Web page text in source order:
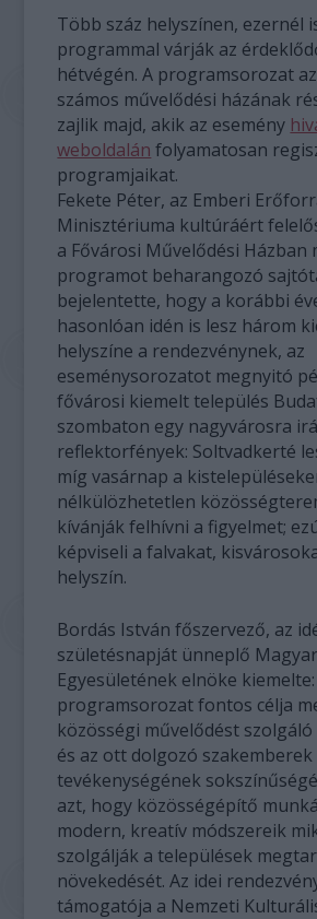
Több száz helyszínen, ezernél
programmal várják az
hétvégén. A programsorozat
számos művelődési házának
zajlik majd, akik az esemény
weboldalán folyamatosan
programjaikat.
Fekete Péter, az Emberi
Minisztériuma kultúráért
a Fővárosi Művelődési
programot beharangozó
bejelentette, hogy a korábbi
hasonlóan idén is lesz három
helyszíne a rendezvénynek, az
eseménysorozatot megnyitó
fővárosi kiemelt település
szombaton egy nagyvárosra
reflektorfények: Soltvadkerté
míg vasárnap a
nélkülözhetetlen
kívánják felhívni a figyelmet;
képviseli a falvakat,
helyszín.
Bordás István főszervező, az
születésnapját ünneplő
Egyesületének elnöke kiemelte:
programsorozat fontos célja
közösségi művelődést
és az ott dolgozó szakemberek
tevékenységének
azt, hogy közösségépítő
modern, kreatív módszereik
szolgálják a települések
növekedését. Az idei
támogatója a Nemzeti